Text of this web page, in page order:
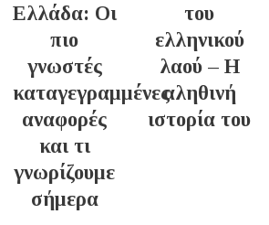
Ελλάδα: Οι
πιο
γνωστές
καταγεγραμμένες
αναφορές
και τι
γνωρίζουμε
σήμερα
του
ελληνικού
λαού – Η
αληθινή
ιστορία του